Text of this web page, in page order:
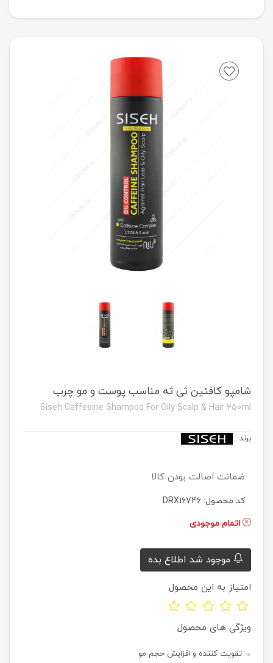
شامپو کافئین ثی ثه مناسب پوست و مو چرب
Siseh Caffeeine Shampoo For Oily Scalp & Hair 250ml
برند :
ضمانت اصالت بودن کالا
کد محصول: DRX16746
اتمام موجودی
موجود شد اطلاع بده
امتیاز به این محصول
ویژگی های محصول
تقویت کننده و افزایش حجم مو